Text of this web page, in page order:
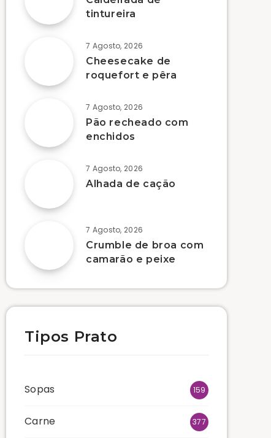
tintureira
7 Agosto, 2026
Cheesecake de
roquefort e pêra
7 Agosto, 2026
Pão recheado com
enchidos
7 Agosto, 2026
Alhada de cação
7 Agosto, 2026
Crumble de broa com
camarão e peixe
Tipos Prato
Sopas 159
Carne 377